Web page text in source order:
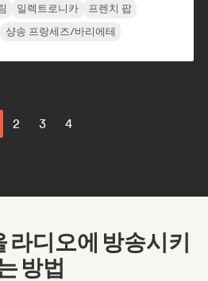
일렉트로니카
프렌치 팝
샹송 프랑세즈/바리에테
2 3 4
라디오에 방송시키
방법